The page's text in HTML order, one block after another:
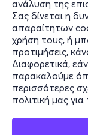
ανάλυση της
Σας δίνεται η
απαραίτητων
χρήση τους, ή
προτιμήσεις,
Διαφορετικά,
παρακαλούμε
περισσότερες
πολιτική μας
Πληροφορίες
Υποστήριξη
Stay
Mobile app